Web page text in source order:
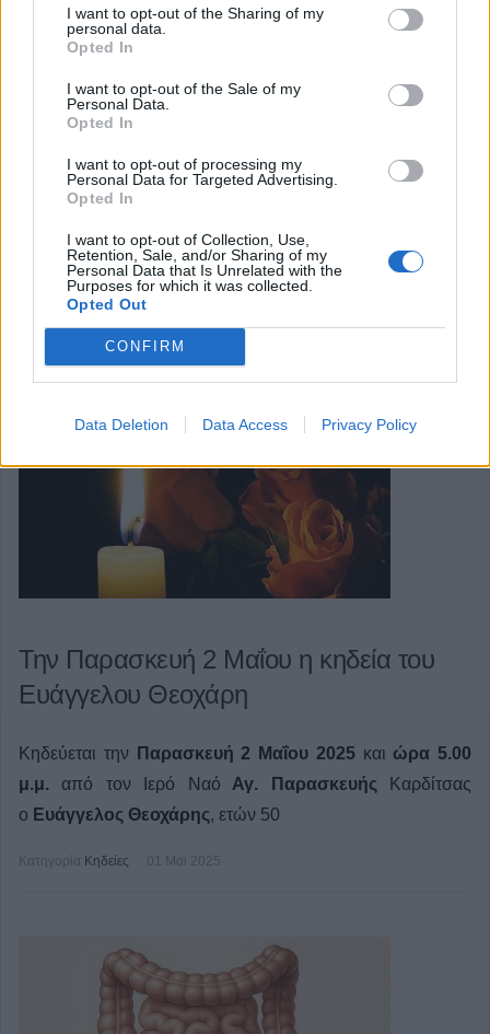
I want to opt-out of the Sharing of my
personal data.
Opted In
I want to opt-out of the Sale of my
Personal Data.
Opted In
I want to opt-out of processing my
Personal Data for Targeted Advertising.
Opted In
I want to opt-out of Collection, Use,
Retention, Sale, and/or Sharing of my
Personal Data that Is Unrelated with the
Purposes for which it was collected.
Opted Out
CONFIRM
Data Deletion Data Access Privacy Policy
Ποια είναι τα βασικά αξεσουάρ για το
Vaping;
Το vaping έχει γίνει μια δημοφιλής εναλλακτική του
γεύσεων και μια πιο ελεγχόμενη εμπειρία. Όπως κάθε
συνήθεια, έτσι και το άτμισμα απαιτεί τον κατάλληλο
εξοπλισμό για να απολαύσεις στο έπακρο τις δυνατότητες
ΚατηγορίαΆρθρα 01 Μαϊ 2025
Την Παρασκευή 2 Μαΐου η κηδεία του
Ευάγγελου Θεοχάρη
Κηδεύεται την Παρασκευή 2 Μαΐου 2025και ώρα 5.00
μ.μ. από τον Ιερό Ναό Αγ. Παρασκευής Καρδίτσας
ο Ευάγγελος Θεοχάρης, ετών 50
Κατηγορία Κηδείες 01 Μαϊ 2025